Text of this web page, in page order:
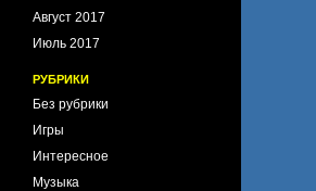
Август 2017
Июль 2017
РУБРИКИ
Без рубрики
Игры
Интересное
Музыка